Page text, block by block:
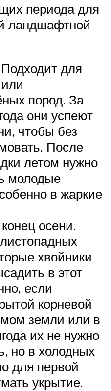
периода для
ландшафтной
для
пород. За
они успеют
чтобы без
После
летом нужно
молодые
в жаркие
осени.
хвойники
в этот
если
корневой
земли или в
их не нужно
но в холодных
для первой
укрытие.